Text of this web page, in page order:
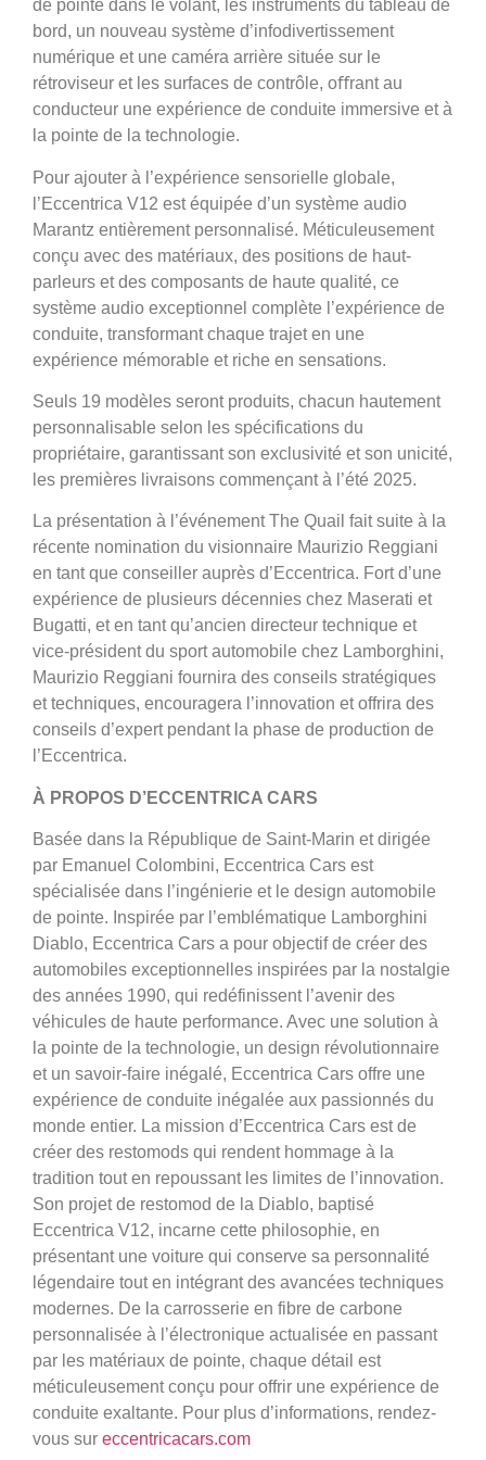
de pointe dans le volant, les instruments du tableau de
bord, un nouveau système d’infodivertissement
numérique et une caméra arrière située sur le
rétroviseur et les surfaces de contrôle, oﬀrant au
conducteur une expérience de conduite immersive et à
la pointe de la technologie.
Pour ajouter à l’expérience sensorielle globale,
l’Eccentrica V12 est équipée d’un système audio
Marantz entièrement personnalisé. Méticuleusement
conçu avec des matériaux, des positions de haut-
parleurs et des composants de haute qualité, ce
système audio exceptionnel complète l’expérience de
conduite, transformant chaque trajet en une
expérience mémorable et riche en sensations.
Seuls 19 modèles seront produits, chacun hautement
personnalisable selon les spécifications du
propriétaire, garantissant son exclusivité et son unicité,
les premières livraisons commençant à l’été 2025.
La présentation à l’événement The Quail fait suite à la
récente nomination du visionnaire Maurizio Reggiani
en tant que conseiller auprès d’Eccentrica. Fort d’une
expérience de plusieurs décennies chez Maserati et
Bugatti, et en tant qu’ancien directeur technique et
vice-président du sport automobile chez Lamborghini,
Maurizio Reggiani fournira des conseils stratégiques
et techniques, encouragera l’innovation et offrira des
conseils d’expert pendant la phase de production de
l’Eccentrica.
À PROPOS D’ECCENTRICA CARS
Basée dans la République de Saint-Marin et dirigée
par Emanuel Colombini, Eccentrica Cars est
spécialisée dans l’ingénierie et le design automobile
de pointe. Inspirée par l’emblématique Lamborghini
Diablo, Eccentrica Cars a pour objectif de créer des
automobiles exceptionnelles inspirées par la nostalgie
des années 1990, qui redéfinissent l’avenir des
véhicules de haute performance. Avec une solution à
la pointe de la technologie, un design révolutionnaire
et un savoir-faire inégalé, Eccentrica Cars offre une
expérience de conduite inégalée aux passionnés du
monde entier. La mission d’Eccentrica Cars est de
créer des restomods qui rendent hommage à la
tradition tout en repoussant les limites de l’innovation.
Son projet de restomod de la Diablo, baptisé
Eccentrica V12, incarne cette philosophie, en
présentant une voiture qui conserve sa personnalité
légendaire tout en intégrant des avancées techniques
modernes. De la carrosserie en fibre de carbone
personnalisée à l’électronique actualisée en passant
par les matériaux de pointe, chaque détail est
méticuleusement conçu pour offrir une expérience de
conduite exaltante. Pour plus d’informations, rendez-
vous sur eccentricacars.com